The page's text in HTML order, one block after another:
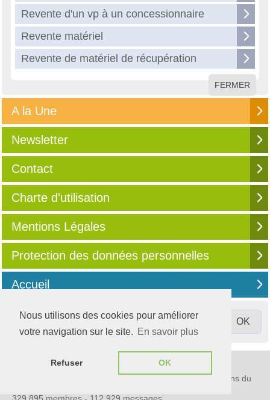
Nous utilisons des cookies pour améliorer
votre navigation sur le site. En savoir plus
Refuser OK
Revente d'un vp à un concessionnaire
Revente matériel
Revente de matériel de récupération
FERMER
A la Une
Newsletter
Contact
Charte d'utilisation
Mentions Légales
Protection des données personnelles
Accueil
© 2003-2026
S'informer, partager, évoluer
Média communautaire 100% digital destiné aux professions du